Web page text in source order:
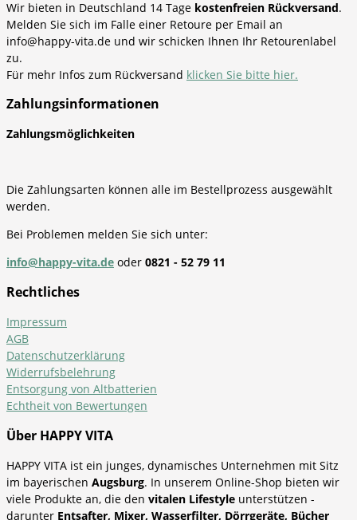
Wir bieten in Deutschland 14 Tage kostenfreien Rückversand.
Melden Sie sich im Falle einer Retoure per Email an
info@happy-vita.de und wir schicken Ihnen Ihr Retourenlabel
zu.
Für mehr Infos zum Rückversand klicken Sie bitte hier.
Zahlungsinformationen
Zahlungsmöglichkeiten
Die Zahlungsarten können alle im Bestellprozess ausgewählt
werden.
Bei Problemen melden Sie sich unter:
info@happy-vita.de oder 0821 - 52 79 11
Rechtliches
Impressum
AGB
Datenschutzerklärung
Widerrufsbelehrung
Entsorgung von Altbatterien
Echtheit von Bewertungen
Über HAPPY VITA
HAPPY VITA ist ein junges, dynamisches Unternehmen mit Sitz
im bayerischen Augsburg. In unserem Online-Shop bieten wir
viele Produkte an, die den vitalen Lifestyle unterstützen -
darunter Entsafter, Mixer, Wasserfilter, Dörrgeräte, Bücher